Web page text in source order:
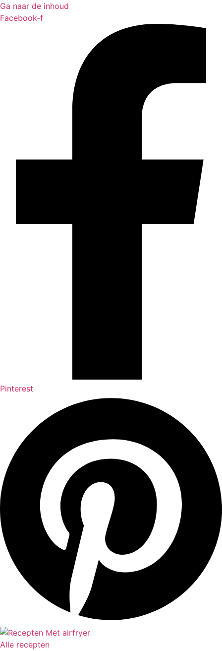
Ga naar de inhoud
Facebook-f
Pinterest
Alle recepten